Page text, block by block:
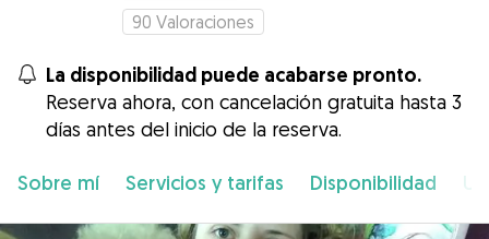
90 Valoraciones
La disponibilidad puede acabarse pronto.
Reserva ahora, con cancelación gratuita hasta 3
días antes del inicio de la reserva.
Sobre mí Servicios y tarifas Disponibilidad